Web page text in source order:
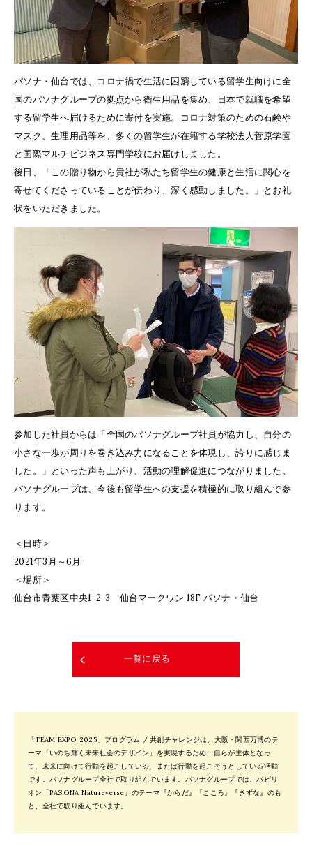
パソナ・仙台では、コロナ禍で生活に困窮している留学生向けに全
国のパソナグループの拠点から衛生用品を集め、日本で就職を希望
する留学生へ届けるために寄付を実施。コロナ対策のための石鹸や
マスク、生理用品等を、多くの留学生が在籍する学校法人菅原学園
と国際マルチビジネス専門学校にお届けしました。
後日、「この贈り物から貴社が私たち留学生の健康と生活に関心を
寄せてくださっていることが伝わり、深く感動しました。」とお礼
状をいただきました。
参加した社員からは「全国のパソナグループ社員が協力し、自分の
小さな一歩が周りを巻き込み力になることを体現し、誇りに感じま
した。」といった声も上がり、活動の理解促進につながりました。
パソナグループは、今後も留学生への支援を積極的に取り組んで参
ります。
＜日時＞
2021年3月～6月
＜場所＞
仙台市青葉区中央1-2-3 仙台マークワン 18F パソナ・仙台
一覧に戻る
「TEAM EXPO 2025」プログラム / 共創チャレンジは、大阪・関西万博のテ
ーマ「いのち輝く未来社会のデザイン」を実現するため、自らが主体となっ
て、未来に向けて行動を起こしている、または行動を起こそうとしている活動
です。パソナグループ全社で取り組んでいます。パソナグループでは、パビリ
オン「PASONA Natureverse」のテーマ『からだ』『こころ』『きずな』のも
と、全社で取り組んでいます。